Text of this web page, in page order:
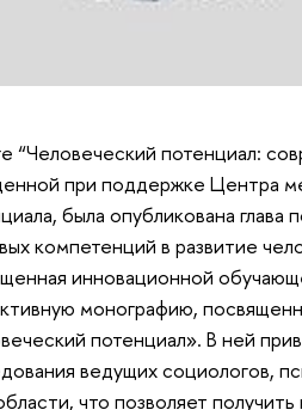
“Человеческий потенциал:
при поддержке Центра
была опубликована глава
компетенций в развитие
инновационной
монографию,
потенциал». В ней
ведущих социологов,
что позволяет